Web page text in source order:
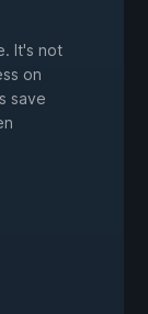
It's not
on
save